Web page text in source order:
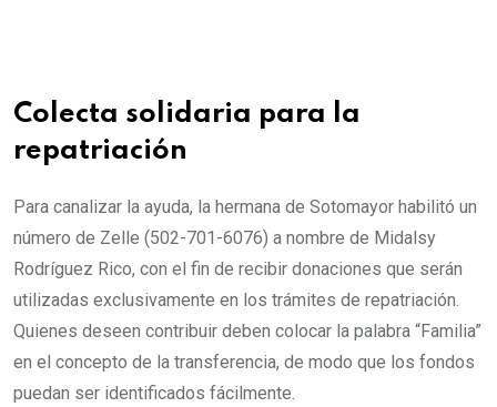
Colecta solidaria para la
repatriación
Para canalizar la ayuda, la hermana de Sotomayor habilitó un
número de Zelle (502-701-6076) a nombre de Midalsy
Rodríguez Rico, con el fin de recibir donaciones que serán
utilizadas exclusivamente en los trámites de repatriación.
Quienes deseen contribuir deben colocar la palabra “Familia”
en el concepto de la transferencia, de modo que los fondos
puedan ser identificados fácilmente.